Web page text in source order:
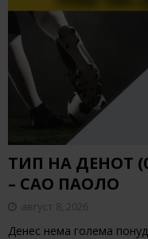
ТИП НА ДЕНОТ
– САО ПАОЛО
август 8, 2026
Денес нема голема